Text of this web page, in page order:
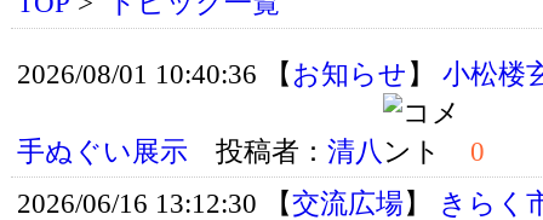
2026/08/01 10:40:36 【お知らせ】 小松楼
手ぬぐい展示 投稿者： 清八
0
2026/06/16 13:12:30 【交流広場】 きらく